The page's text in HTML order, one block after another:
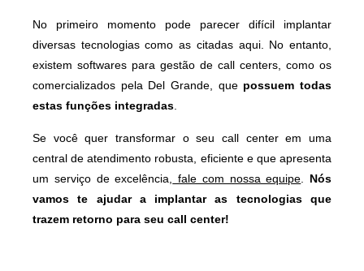
No primeiro momento pode parecer difícil implantar
diversas tecnologias como as citadas aqui. No entanto,
existem softwares para gestão de call centers, como os
comercializados pela Del Grande, que possuem todas
estas funções integradas.
Se você quer transformar o seu call center em uma
central de atendimento robusta, eficiente e que apresenta
um serviço de excelência,
fale com nossa equipe
Nós
vamos te ajudar a implantar as tecnologias que
trazem retorno para seu call center!